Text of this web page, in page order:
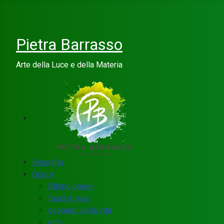
Pietra Barrasso
Arte della Luce e della Materia
Biografia
Opere
Ultime opere
fasci di luce
cespugli della vita